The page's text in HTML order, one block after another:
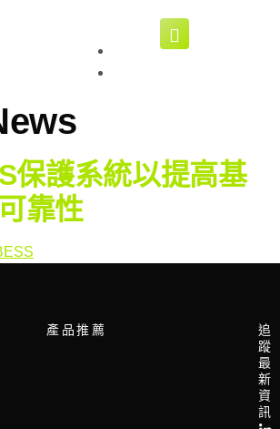
保護系統以提高基
靠性
產品推薦
追
蹤
最
新
資
訊